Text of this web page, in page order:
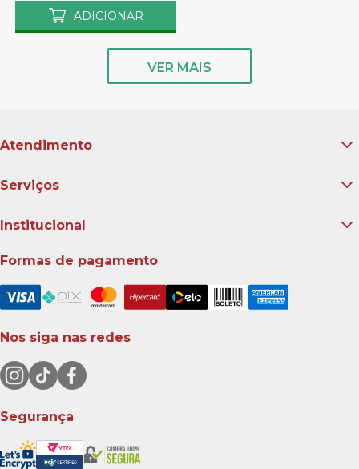
ADICIONAR
VER MAIS
Atendimento
Serviços
Institucional
Formas de pagamento
Nos siga nas redes
Segurança